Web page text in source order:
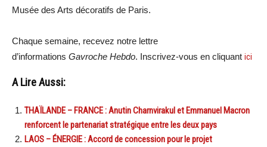
Musée des Arts décoratifs de Paris.
Chaque semaine, recevez notre lettre
d’informations Gavroche Hebdo. Inscrivez-vous en cliquant ici
A Lire Aussi:
THAÏLANDE – FRANCE : Anutin Charnvirakul et Emmanuel Macron
renforcent le partenariat stratégique entre les deux pays
LAOS – ÉNERGIE : Accord de concession pour le projet